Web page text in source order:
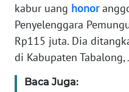
kabur uang honor
Penyelenggara
Rp115 juta. Dia
di Kabupaten
Baca Juga:
KONTAK
KAMI
INFO